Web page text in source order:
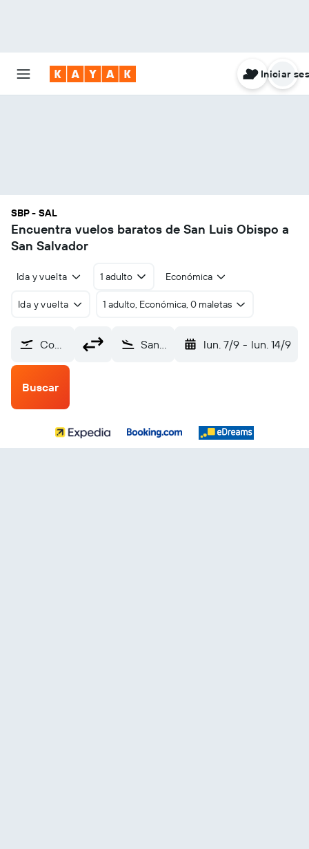
Iniciar
SBP - SAL
Encuentra vuelos baratos de San Luis Obispo a
San Salvador
Ida y vuelta 1 adulto Económica
Ida y vuelta 1 adulto, Económica, 0 maletas
County (SBP) San Salvador Internacional de El Salvador (SAL) lun. 7/9 - lun. 14/9
Buscar